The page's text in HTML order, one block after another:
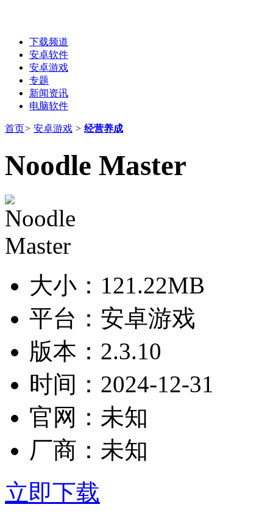
下载频道
安卓软件
安卓游戏
专题
新闻资讯
电脑软件
首页> 安卓游戏 > 经营养成
Noodle Master
大小： 121.22MB
平台： 安卓游戏
版本： 2.3.10
时间： 2024-12-31
官网： 未知
厂商： 未知
立即下载